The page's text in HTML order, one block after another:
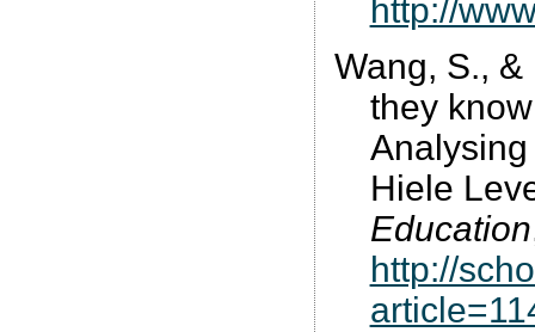
http://
Wang, S.,
they
Hiele
Education
http://